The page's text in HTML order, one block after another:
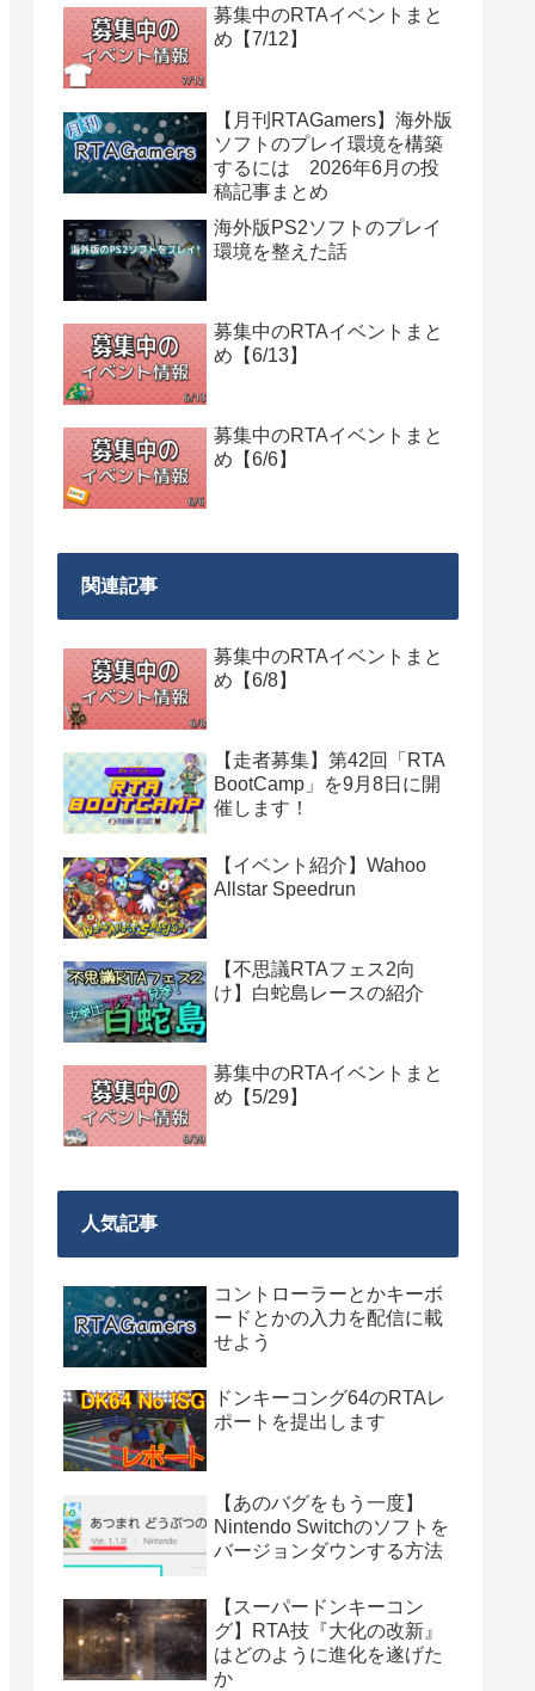
募集中のRTAイベントまと
め【7/12】
【月刊RTAGamers】海外版
ソフトのプレイ環境を構築
するには 2026年6月の投
稿記事まとめ
海外版PS2ソフトのプレイ
環境を整えた話
募集中のRTAイベントまと
め【6/13】
募集中のRTAイベントまと
め【6/6】
関連記事
募集中のRTAイベントまと
め【6/8】
【走者募集】第42回「RTA
BootCamp」を9月8日に開
催します！
【イベント紹介】Wahoo
Allstar Speedrun
【不思議RTAフェス2向
け】白蛇島レースの紹介
募集中のRTAイベントまと
め【5/29】
人気記事
コントローラーとかキーボ
ードとかの入力を配信に載
せよう
ドンキーコング64のRTAレ
ポートを提出します
【あのバグをもう一度】
Nintendo Switchのソフトを
バージョンダウンする方法
【スーパードンキーコン
グ】RTA技『大化の改新』
はどのように進化を遂げた
か